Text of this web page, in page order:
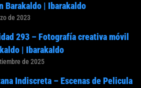
Barakaldo | Ibarakaldo
de 2023
293 – Fotografía creativa móvil
| Ibarakaldo
de 2025
Indiscreta – Escenas de Pelicula